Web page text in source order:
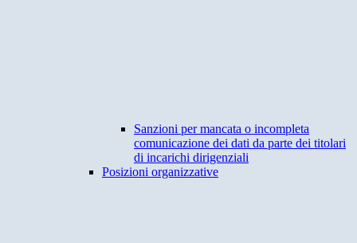
Sanzioni per mancata o incompleta
comunicazione dei dati da parte dei titolari
di incarichi dirigenziali
Posizioni organizzative